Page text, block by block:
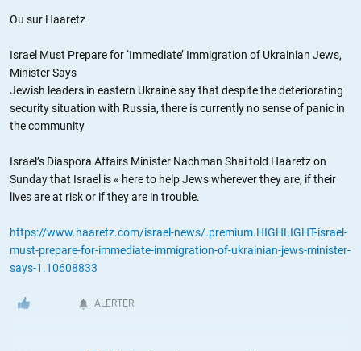
Ou sur Haaretz
Israel Must Prepare for ‘Immediate’ Immigration of Ukrainian Jews,
Minister Says
Jewish leaders in eastern Ukraine say that despite the deteriorating
security situation with Russia, there is currently no sense of panic in
the community
Israel’s Diaspora Affairs Minister Nachman Shai told Haaretz on
Sunday that Israel is « here to help Jews wherever they are, if their
lives are at risk or if they are in trouble.
https://www.haaretz.com/israel-news/.premium.HIGHLIGHT-israel-
must-prepare-for-immediate-immigration-of-ukrainian-jews-minister-
says-1.10608833
ALERTER